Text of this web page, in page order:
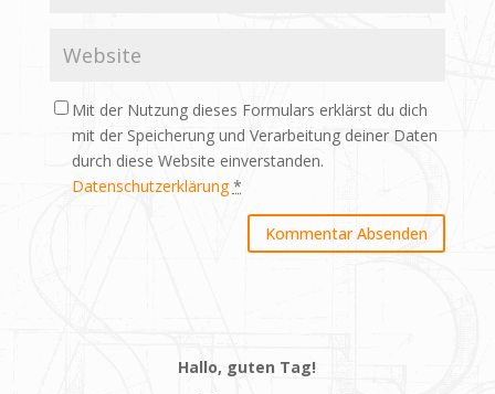
Mit der Nutzung dieses Formulars erklärst du dich
mit der Speicherung und Verarbeitung deiner Daten
durch diese Website einverstanden.
Datenschutzerklärung *
Hallo, guten Tag!